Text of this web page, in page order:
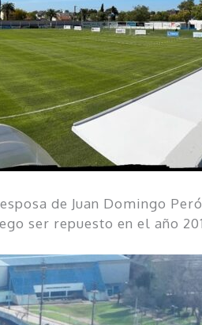
de Juan Domingo
ser repuesto en el año